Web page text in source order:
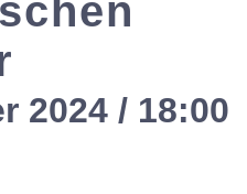
2024 / 18:00